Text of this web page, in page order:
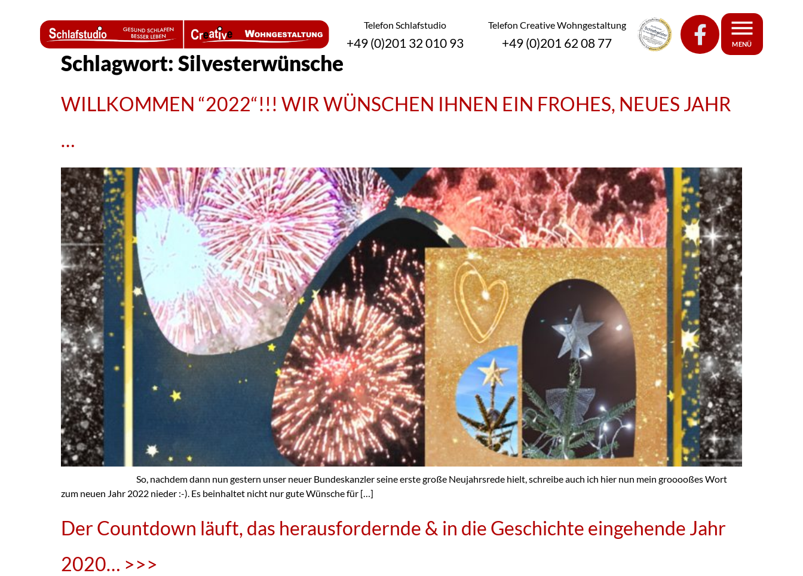
Telefon Schlafstudio
+49 (0)201 32 010 93
Telefon Creative Wohngestaltung
+49 (0)201 62 08 77 MENÜ
Schlagwort: Silvesterwünsche
WILLKOMMEN “2022“!!! WIR WÜNSCHEN IHNEN EIN FROHES, NEUES JAHR
…
So, nachdem dann nun gestern unser neuer Bundeskanzler seine erste große Neujahrsrede hielt, schreibe auch ich hier nun mein grooooßes Wort
zum neuen Jahr 2022 nieder :-). Es beinhaltet nicht nur gute Wünsche für […]
Der Countdown läuft, das herausfordernde & in die Geschichte eingehende Jahr
2020… >>>